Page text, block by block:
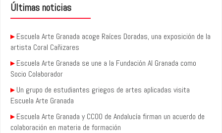
Últimas noticias
▸Escuela Arte Granada acoge Raíces Doradas, una exposición de la
artista Coral Cañizares
▸Escuela Arte Granada se une a la Fundación AI Granada como
Socio Colaborador
▸Un grupo de estudiantes griegos de artes aplicadas visita
Escuela Arte Granada
▸Escuela Arte Granada y CCOO de Andalucía firman un acuerdo de
colaboración en materia de formación